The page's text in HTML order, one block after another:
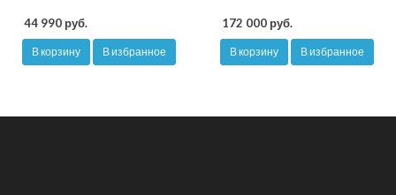
44 990 руб.
В корзину В избранное
172 000 руб.
В корзину В избранное